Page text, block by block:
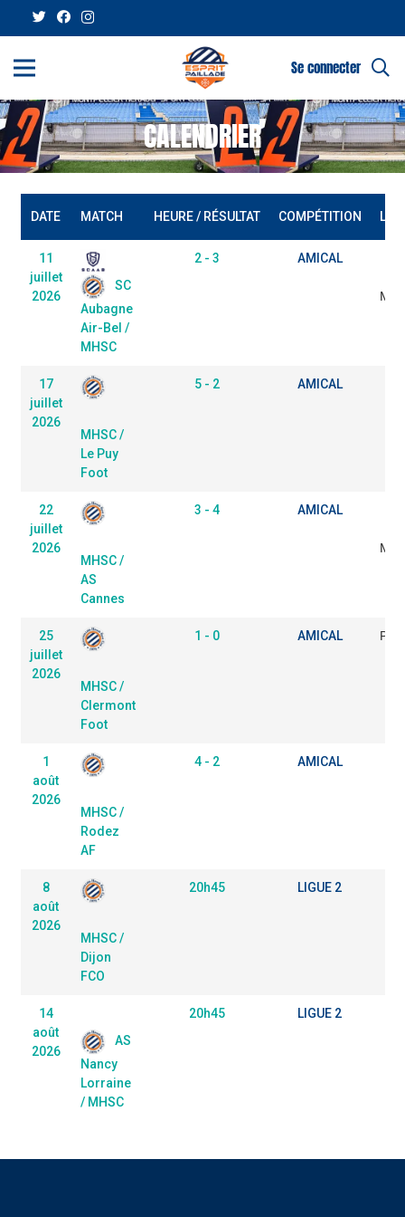
Se connecter
CALENDRIER
DATE MATCH HEURE / RÉSULTAT COMPÉTITION
11
juillet
2026
SC
Aubagne
Air-Bel /
MHSC
2 - 3
AMICAL
17
juillet
2026
MHSC /
Le Puy
Foot
5 - 2 AMICAL
22
juillet
2026
MHSC /
AS
Cannes
3 - 4
AMICAL
25
juillet
2026
MHSC /
Clermont
Foot
1 - 0 AMICAL
1
août
2026
MHSC /
Rodez
AF
4 - 2 AMICAL
8
août
2026
MHSC /
Dijon
FCO
20h45 LIGUE 2
14
août
2026
AS
Nancy
Lorraine
/ MHSC
20h45 LIGUE 2